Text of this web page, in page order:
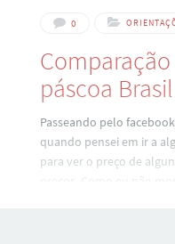
0
páscoa
Passeando pelo
quando pensei em ir a
para ver o preço de